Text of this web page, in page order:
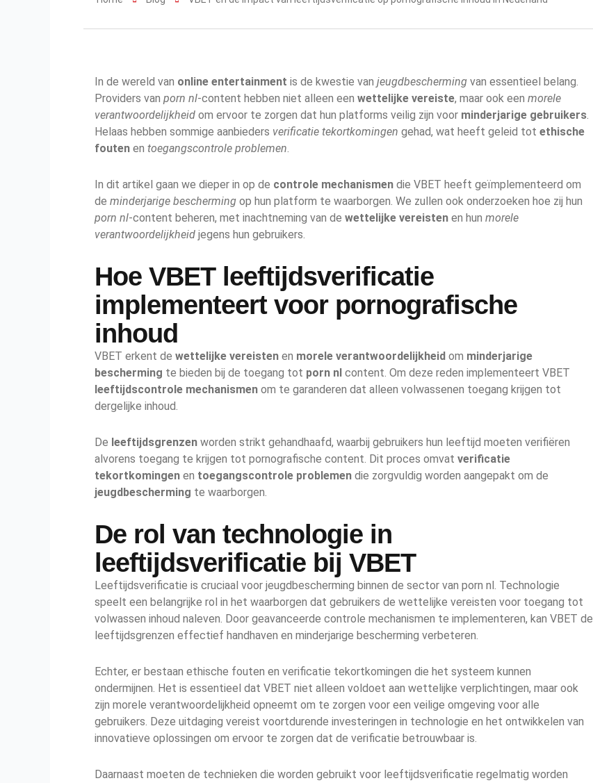
In de wereld van online entertainment is de kwestie van jeugdbescherming van essentieel belang.
Providers van porn nl-content hebben niet alleen een wettelijke vereiste, maar ook een morele
verantwoordelijkheid om ervoor te zorgen dat hun platforms veilig zijn voor minderjarige gebruikers.
Helaas hebben sommige aanbieders verificatie tekortkomingen gehad, wat heeft geleid tot ethische
fouten en toegangscontrole problemen.
In dit artikel gaan we dieper in op de controle mechanismen die VBET heeft geïmplementeerd om
de minderjarige bescherming op hun platform te waarborgen. We zullen ook onderzoeken hoe zij hun
porn nl-content beheren, met inachtneming van de wettelijke vereisten en hun morele
verantwoordelijkheid jegens hun gebruikers.
Hoe VBET leeftijdsverificatie
implementeert voor pornografische
inhoud
VBET erkent de wettelijke vereisten en morele verantwoordelijkheid om minderjarige
bescherming te bieden bij de toegang tot porn nl content. Om deze reden implementeert VBET
leeftijdscontrole mechanismen om te garanderen dat alleen volwassenen toegang krijgen tot
dergelijke inhoud.
De leeftijdsgrenzen worden strikt gehandhaafd, waarbij gebruikers hun leeftijd moeten verifiëren
alvorens toegang te krijgen tot pornografische content. Dit proces omvat verificatie
tekortkomingen en toegangscontrole problemen die zorgvuldig worden aangepakt om de
jeugdbescherming te waarborgen.
De rol van technologie in
leeftijdsverificatie bij VBET
Leeftijdsverificatie is cruciaal voor jeugdbescherming binnen de sector van porn nl. Technologie
speelt een belangrijke rol in het waarborgen dat gebruikers de wettelijke vereisten voor toegang tot
volwassen inhoud naleven. Door geavanceerde controle mechanismen te implementeren, kan VBET de
leeftijdsgrenzen effectief handhaven en minderjarige bescherming verbeteren.
Echter, er bestaan ethische fouten en verificatie tekortkomingen die het systeem kunnen
ondermijnen. Het is essentieel dat VBET niet alleen voldoet aan wettelijke verplichtingen, maar ook
zijn morele verantwoordelijkheid opneemt om te zorgen voor een veilige omgeving voor alle
gebruikers. Deze uitdaging vereist voortdurende investeringen in technologie en het ontwikkelen van
innovatieve oplossingen om ervoor te zorgen dat de verificatie betrouwbaar is.
Daarnaast moeten de technieken die worden gebruikt voor leeftijdsverificatie regelmatig worden